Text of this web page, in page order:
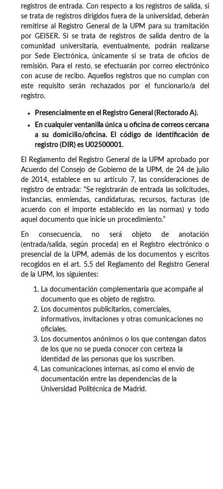
registros de entrada. Con respecto a los registros de salida, si
se trata de registros dirigidos fuera de la universidad, deberán
remitirse al Registro General de la UPM para su tramitación
por GEISER. Si se trata de registros de salida dentro de la
comunidad universitaria, eventualmente, podrán realizarse
por Sede Electrónica, únicamente si se trata de oficios de
remisión. Para el resto, se efectuarán por correo electrónico
con acuse de recibo. Aquellos registros que no cumplan con
este requisito serán rechazados por el funcionario/a del
registro.
Presencialmente en el Registro General (Rectorado A).
En cualquier ventanilla única u oficina de correos cercana
a su domicilio/oficina. El código de identificación de
registro (DIR) es U02500001.
El Reglamento del Registro General de la UPM aprobado por
Acuerdo del Consejo de Gobierno de la UPM, de 24 de julio
de 2014, establece en su artículo 7, las consideraciones de
registro de entrada: “Se registrarán de entrada las solicitudes,
instancias, enmiendas, candidaturas, recursos, facturas (de
acuerdo con el importe establecido en las normas) y todo
aquel documento que inicie un procedimiento.”
En consecuencia, no será objeto de anotación
(entrada/salida, según proceda) en el Registro electrónico o
presencial de la UPM, además de los documentos y escritos
recogidos en el art. 5.5 del Reglamento del Registro General
de la UPM, los siguientes:
La documentación complementaria que acompañe al
documento que es objeto de registro.
Los documentos publicitarios, comerciales,
informativos, invitaciones y otras comunicaciones no
oficiales.
Los documentos anónimos o los que contengan datos
de los que no se pueda conocer con certeza la
identidad de las personas que los suscriben.
Las comunicaciones internas, así como el envío de
documentación entre las dependencias de la
Universidad Politécnica de Madrid.